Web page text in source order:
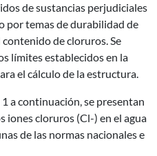
de sustancias perjudiciales
por temas de durabilidad de
de cloruros. Se
límites establecidos en la
el cálculo de la estructura.
a continuación, se presentan
iones cloruros (Cl-) en el agua
de las normas nacionales e